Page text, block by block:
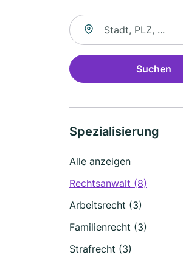
Suche nach Ort
Suchen
Spezialisierung
Alle anzeigen
Rechtsanwalt (8)
Arbeitsrecht (3)
Familienrecht (3)
Strafrecht (3)